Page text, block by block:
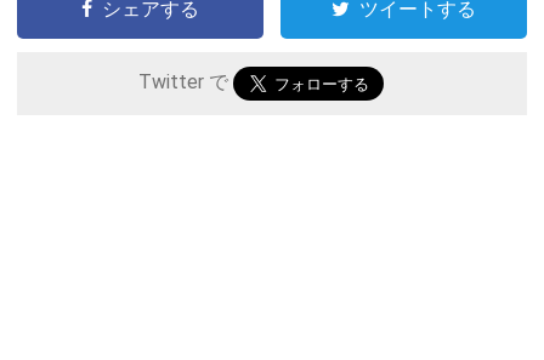
シェアする ツイートする
Twitter で